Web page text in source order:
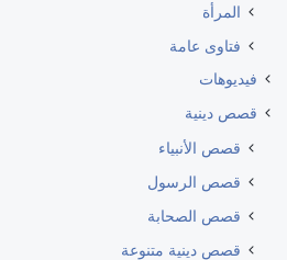
المرأة
فتاوى عامة
فيديوهات
قصص دينية
قصص الأنبياء
قصص الرسول
قصص الصحابة
قصص دينية متنوعة